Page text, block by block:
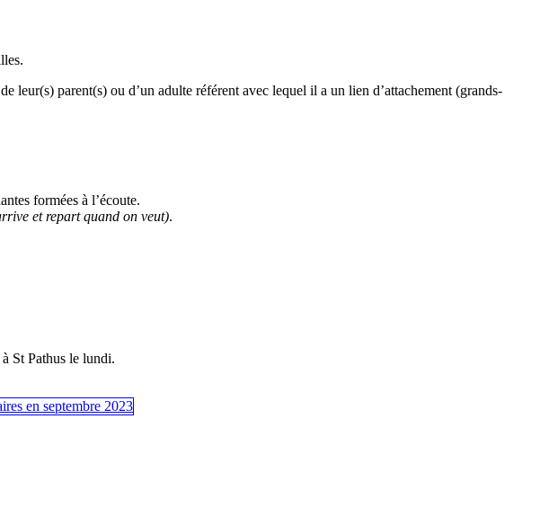
leur(s) parent(s) ou d’un adulte référent avec lequel il a un lien d’attachement (grands-
formées à l’écoute.
et repart quand on veut).
St Pathus le lundi.